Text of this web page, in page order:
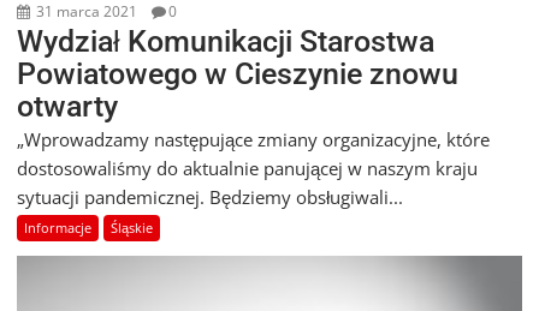
31 marca 2021 0
Wydział Komunikacji Starostwa
Powiatowego w Cieszynie znowu
otwarty
„Wprowadzamy następujące zmiany organizacyjne, które
dostosowaliśmy do aktualnie panującej w naszym kraju
sytuacji pandemicznej. Będziemy obsługiwali...
Informacje Śląskie